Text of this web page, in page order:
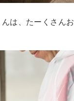
は、たーくさん